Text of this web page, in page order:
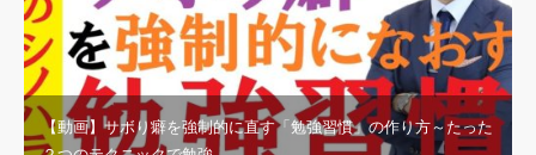
【動画】サボり癖を強制的に直す「勉強習慣」の作り方～たった